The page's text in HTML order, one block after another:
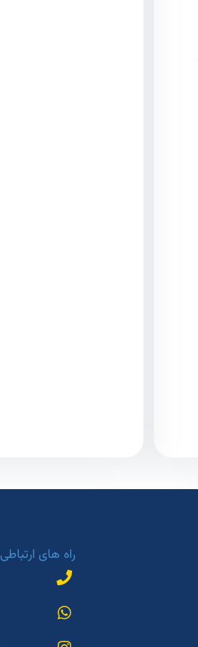
راه های ارتباطی